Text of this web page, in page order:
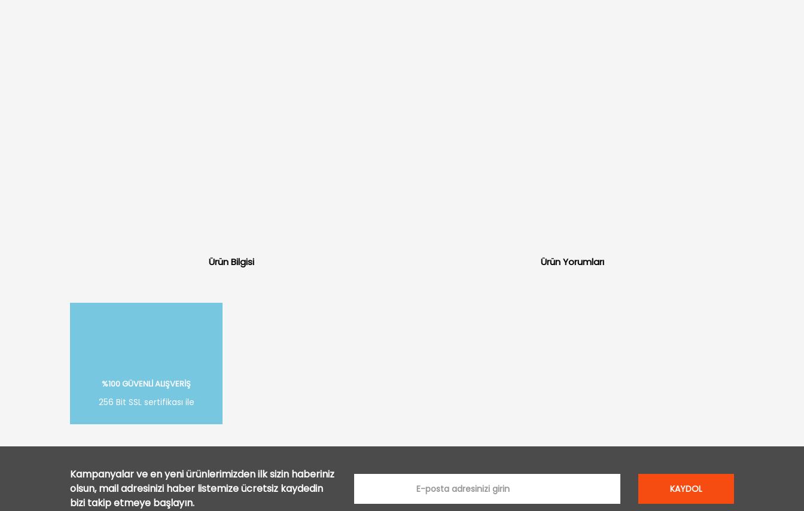
Ürün Bilgisi Ürün Yorumları
%100 GÜVENLİ ALIŞVERİŞ
256 Bit SSL sertifikası ile
Kampanyalar ve en yeni ürünlerimizden ilk sizin haberiniz
olsun, mail adresinizi haber listemize ücretsiz kaydedin
bizi takip etmeye başlayın.
KAYDOL